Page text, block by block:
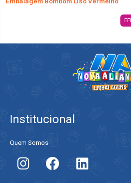
Institucional
Quem Somos